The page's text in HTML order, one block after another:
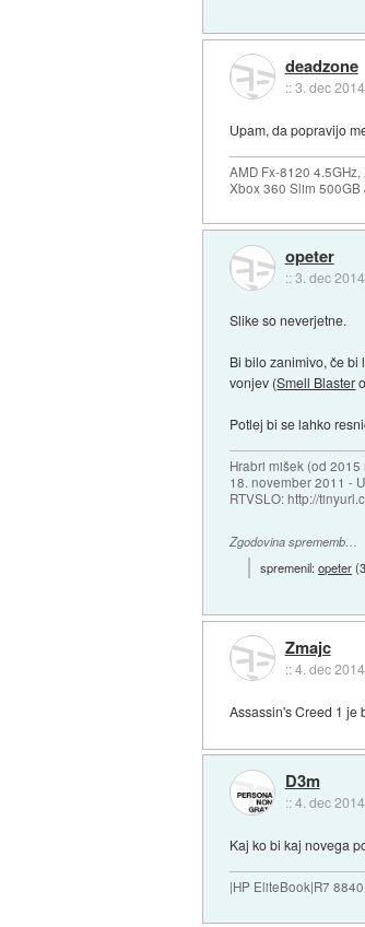
deadzone
::3. dec
Upam, da popravijo
AMD Fx-8120
Xbox 360 Slim
opeter
::3. dec
Slike so neverjetne.
Bi bilo zanimivo, če
vonjev (Smell Blaster
Potlej bi se lahko
Hrabri mišek (od
18. november 2011 -
RTVSLO: http://
Zgodovina sprememb…
spremenil:opeter(
Zmajc
::4. dec
Assassin's Creed 1 je
D3m
::4. dec
Kaj ko bi kaj novega
|HP EliteBook|R7